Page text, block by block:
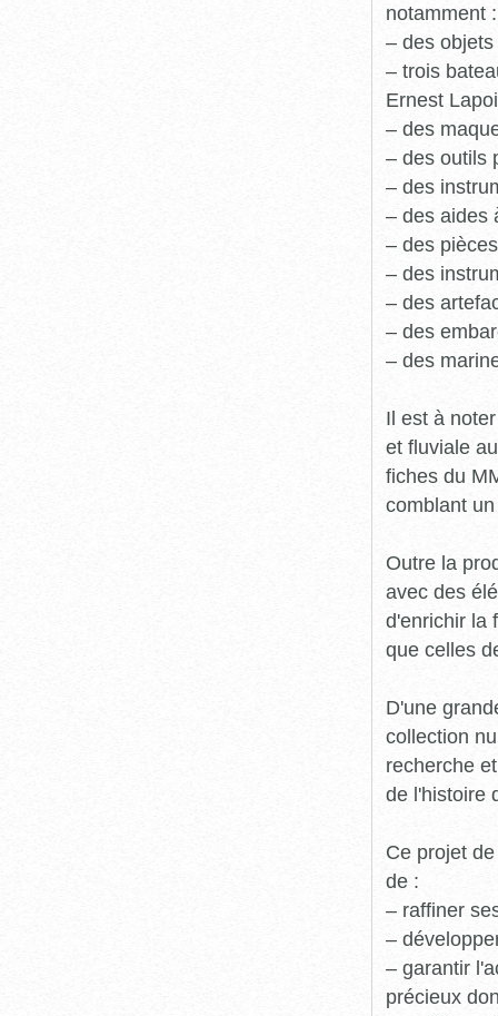
notamment :
– des
– trois
Ernest
– des
– des outils
– des
– des aides
– des
– des
– des
– des
– des
Il est à
et fluviale
fiches du
comblant
Outre la
avec des
d'enrichir la
que celles
D'une
collection
recherche
de l'histoire
Ce projet
de :
– raffiner
–
– garantir
précieux